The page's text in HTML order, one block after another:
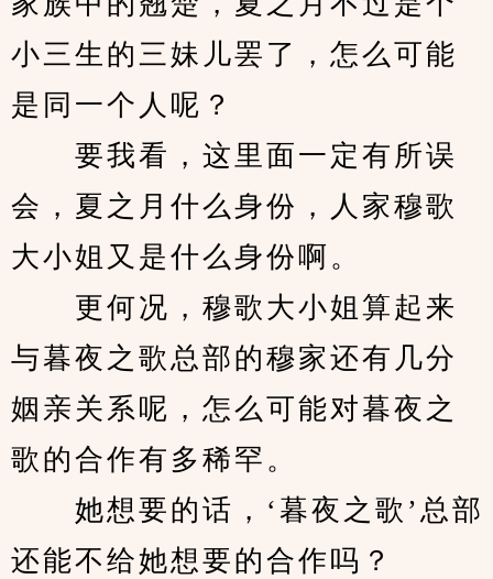
小三生的三妹儿罢了，怎么可能
是同一个人呢？
要我看，这里面一定有所误
会，夏之月什么身份，人家穆歌
大小姐又是什么身份啊。
更何况，穆歌大小姐算起来
与暮夜之歌总部的穆家还有几分
姻亲关系呢，怎么可能对暮夜之
歌的合作有多稀罕。
她想要的话，‘暮夜之歌’总部
还能不给她想要的合作吗？